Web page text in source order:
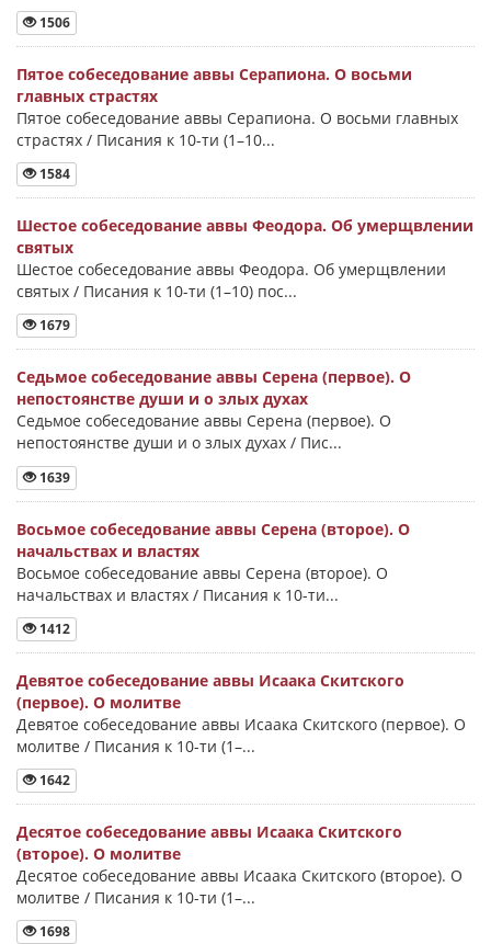
1506
Пятое собеседование аввы Серапиона. О восьми
главных страстях
Пятое собеседование аввы Серапиона. О восьми главных
страстях / Писания к 10-ти (1–10...
1584
Шестое собеседование аввы Феодора. Об умерщвлении
святых
Шестое собеседование аввы Феодора. Об умерщвлении
святых / Писания к 10-ти (1–10) пос...
1679
Седьмое собеседование аввы Серена (первое). О
непостоянстве души и о злых духах
Седьмое собеседование аввы Серена (первое). О
непостоянстве души и о злых духах / Пис...
1639
Восьмое собеседование аввы Серена (второе). О
начальствах и властях
Восьмое собеседование аввы Серена (второе). О
начальствах и властях / Писания к 10-ти...
1412
Девятое собеседование аввы Исаака Скитского
(первое). О молитве
Девятое собеседование аввы Исаака Скитского (первое). О
молитве / Писания к 10-ти (1–...
1642
Десятое собеседование аввы Исаака Скитского
(второе). О молитве
Десятое собеседование аввы Исаака Скитского (второе). О
молитве / Писания к 10-ти (1–...
1698